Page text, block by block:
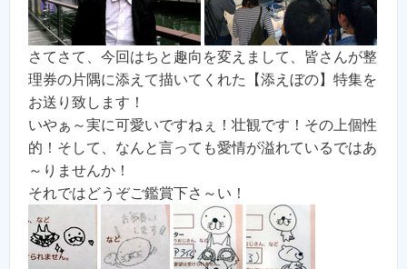
さてさて、今回はちと趣向を変えまして、皆さんが整
理券の片隅に添えて描いてくれた【添えぼの】特集を
お送り致します！
いやぁ～実に可愛いですねぇ！壮観です！その上個性
的！そして、なんと言っても愛情が溢れているではあ
～りませんか！
それではどうぞご鑑賞下さ～い！